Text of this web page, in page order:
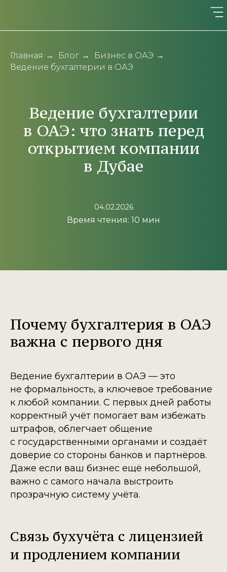
Главная → Блог → Бизнес в ОАЭ →
Ведение бухгалтерии в ОАЭ
Ведение бухгалтерии
в ОАЭ: что знать перед
открытием компании
в Дубае
04.02.2026
Время чтения: 10 мин
Почему бухгалтерия в ОАЭ
важна с первого дня
Ведение бухгалтерии в ОАЭ — это
не формальность, а ключевое требование
к любой компании. С первых дней работы
корректный учёт помогает вам избежать
штрафов, облегчает общение
с государственными органами и создаёт
доверие со стороны банков и партнёров.
Даже если ваш бизнес ещё небольшой,
важно с самого начала выстроить
прозрачную систему учёта.
Связь бухучёта с лицензией
и продлением компании